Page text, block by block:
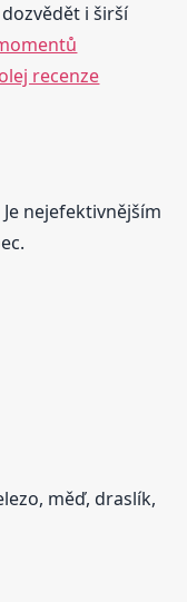
i širší
recenze
nejefektivnějším
měď, draslík,